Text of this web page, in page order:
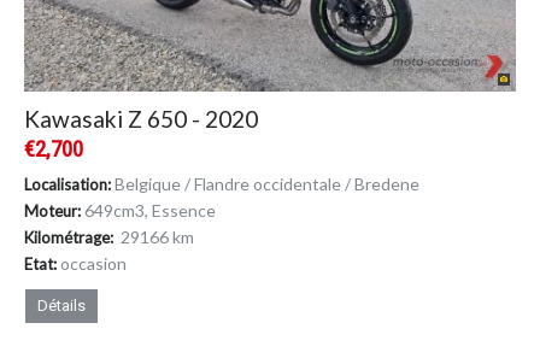
Kawasaki Z 650 - 2020
€2,700
Localisation:Belgique / Flandre occidentale / Bredene
Moteur:649cm3, Essence
Kilométrage: 29166 km
Etat:occasion
Détails